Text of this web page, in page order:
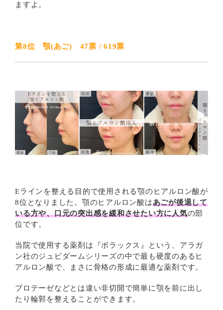
ますよ。
第8位 顎(あご) 47票 / 619票
Eラインを整える目的で使用される顎のヒアルロン酸が
8位となりました。顎のヒアルロン酸はあごが後退して
いる方や、口元の突出感を緩和させたい方に人気の部
位です。
当院で使用する薬剤は『ボラックス』という、アラガ
ン社のジュビダームシリーズの中で最も硬度のあるヒ
アルロン酸で、まさに骨格の形成に最適な薬剤です。
プロテーゼなどとは違い非切開で簡単に顎を前に出し
たり輪郭を整えることができます。